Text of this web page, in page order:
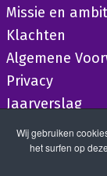
Missie en
Klachten
Algemene
Privacy
Jaarverslag
Wij gebruiken
het surfen op